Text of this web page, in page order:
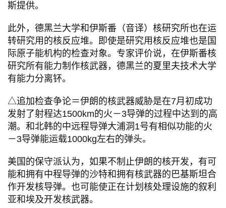
斯提供。
此外，德黑兰大学和伊斯番（音译）核研究所也在运
转研究用的核反应堆。即使是研究用核反应堆也是国
际原子能机构的检查对象。专家评价说，在伊斯番核
研究所有能力制作核武器，德黑兰的夏里夫技术大学
有能力分离钚。
△追加检查争论＝伊朗的核武器威胁是在7月初成功
发射了射程达1500km的火－3导弹的过程中达到的高
潮。和北韩的中远程导弹大浦洞1号有相似功能的火
－3导弹能运载1000kg左右的弹头。
美国的保守派认为，如果不制止伊朗的核开发，有可
能和拥有中程导弹的沙特和拥有核武器的巴基斯坦合
作开发核导弹。也可能使正在计划核处理设施的叙利
亚和埃及开发核武器。